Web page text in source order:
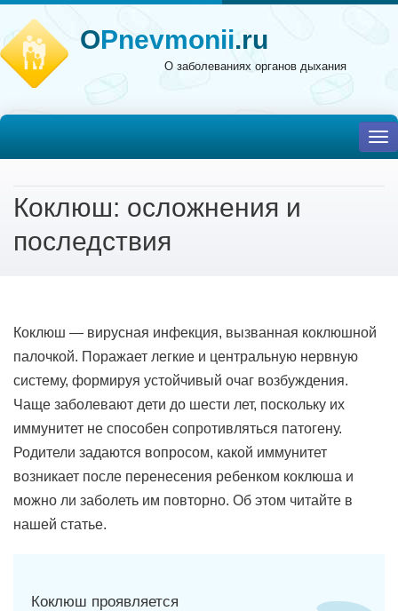
OPnevmonii.ru
О заболеваниях органов дыхания
Коклюш: осложнения и
последствия
Коклюш — вирусная инфекция, вызванная коклюшной
палочкой. Поражает легкие и центральную нервную
систему, формируя устойчивый очаг возбуждения.
Чаще заболевают дети до шести лет, поскольку их
иммунитет не способен сопротивляться патогену.
Родители задаются вопросом, какой иммунитет
возникает после перенесения ребенком коклюша и
можно ли заболеть им повторно. Об этом читайте в
нашей статье.
Коклюш проявляется